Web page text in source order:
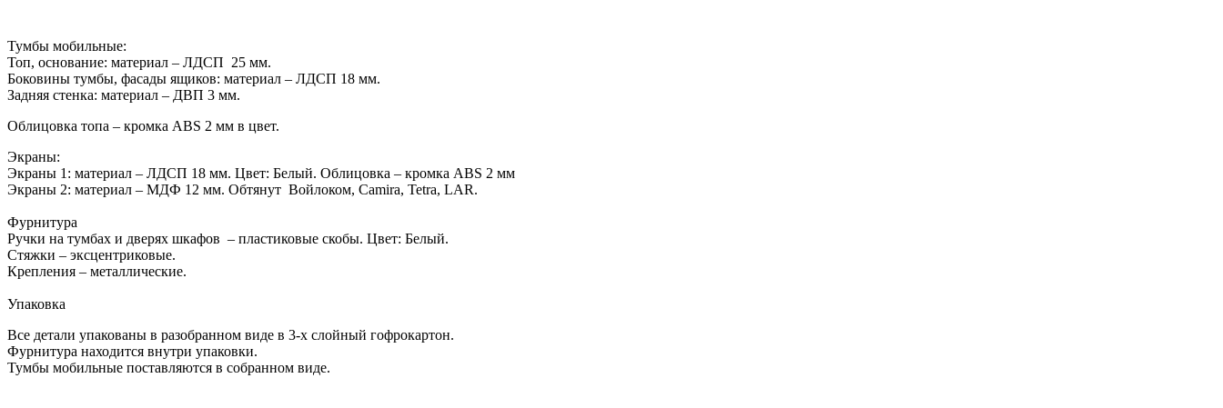
Тумбы мобильные:
Топ, основание: материал – ЛДСП 25 мм.
Боковины тумбы, фасады ящиков: материал – ЛДСП 18 мм.
Задняя стенка: материал – ДВП 3 мм.
Облицовка топа – кромка ABS 2 мм в цвет.
Экраны:
Экраны 1: материал – ЛДСП 18 мм. Цвет: Белый. Облицовка – кромка ABS 2 мм
Экраны 2: материал – МДФ 12 мм. Обтянут Войлоком, Camira, Tetra, LAR.
Фурнитура
Ручки на тумбах и дверях шкафов – пластиковые скобы. Цвет: Белый.
Стяжки – эксцентриковые.
Крепления – металлические.
Упаковка
Все детали упакованы в разобранном виде в 3-х слойный гофрокартон.
Фурнитура находится внутри упаковки.
Тумбы мобильные поставляются в собранном виде.